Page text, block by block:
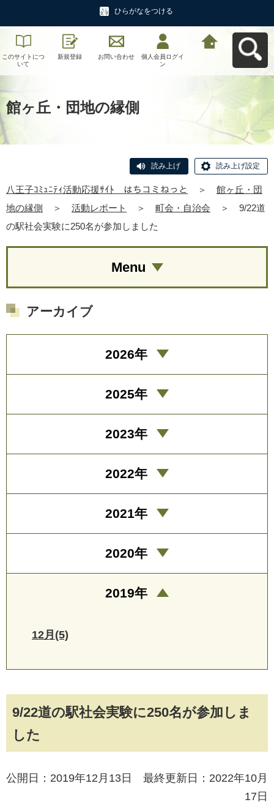
ひらがなをつける
このサイトにつ
いて
新規登録 お問い合わせ
個人会員ログイ
ン
館ヶ丘・団地の縁側
読み上げ 読み上げ設定
八王子ｺﾐｭﾆﾃｨ活動応援ｻｲﾄ はちコミねっと ＞
館ヶ丘・団
地の縁側
＞ 活動レポート ＞ 町会・自治会 ＞
9/22道
の駅社会実験に250名が参加しました
9/22道の駅社会実験に250名が参加しま
した
公開日：2019年12月13日 最終更新日：2022年10月
17日
Menu
アーカイブ
2026年
2025年
2023年
2022年
2021年
2020年
2019年
12月(5)